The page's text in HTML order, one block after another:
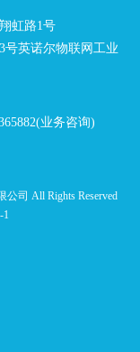
虹路1号
号英诺尔物联网工业
业务咨询)
司 All Rights Reserved